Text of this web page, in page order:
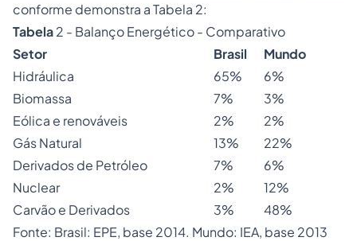
conforme demonstra a Tabela 2:
Tabela2 - Balanço Energético - Comparativo
Setor
Brasil
Mundo
Hidráulica
65%
6%
Biomassa
7%
3%
Eólica e renováveis
2%
2%
Gás Natural
13%
22%
Derivados de Petróleo
7%
6%
Nuclear
2%
12%
Carvão e Derivados
3%
48%
Fonte: Brasil: EPE, base 2014. Mundo: IEA, base 2013